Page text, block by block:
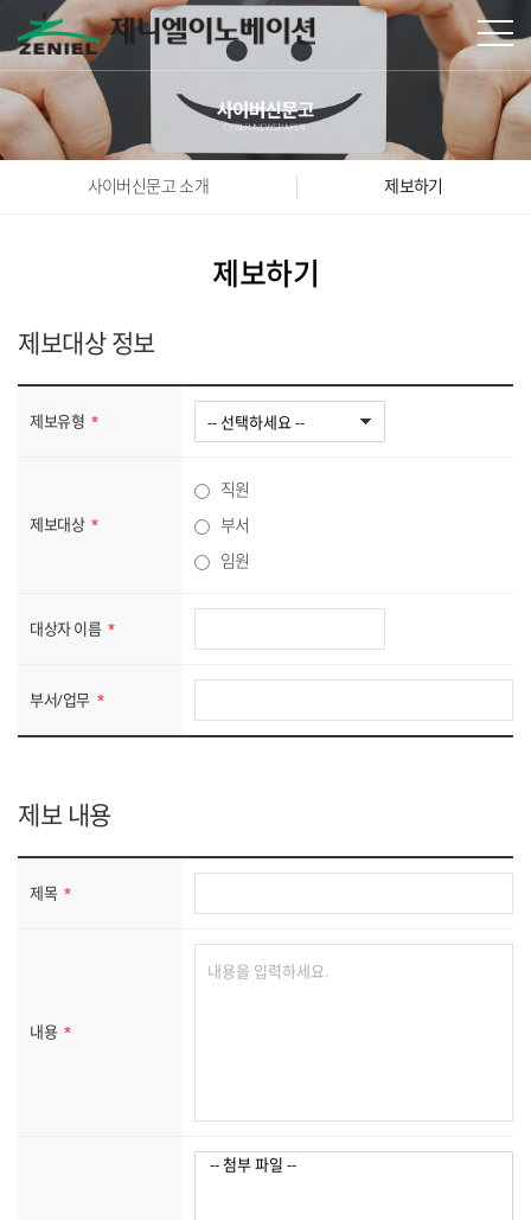
본문바로가기
사이버신문고 소개 제보하기
제보하기
제보대상 정보
제보유형
제보대상
직원
부서
임원
대상자 이름
부서/업무
제보 내용
제목
내용